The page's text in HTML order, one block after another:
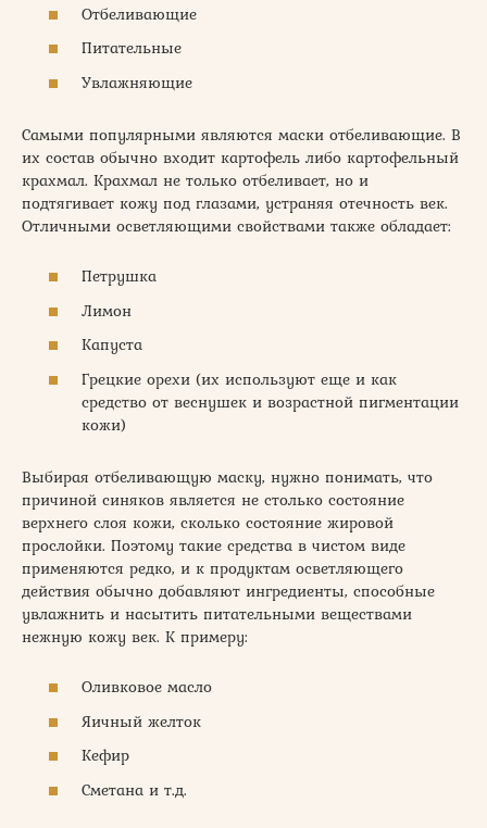
Отбеливающие
Питательные
Увлажняющие
Самыми популярными являются маски отбеливающие. В
их состав обычно входит картофель либо картофельный
крахмал. Крахмал не только отбеливает, но и
подтягивает кожу под глазами, устраняя отечность век.
Отличными осветляющими свойствами также обладает:
Петрушка
Лимон
Капуста
Грецкие орехи (их используют еще и как
средство от веснушек и возрастной пигментации
кожи)
Выбирая отбеливающую маску, нужно понимать, что
причиной синяков является не столько состояние
верхнего слоя кожи, сколько состояние жировой
прослойки. Поэтому такие средства в чистом виде
применяются редко, и к продуктам осветляющего
действия обычно добавляют ингредиенты, способные
увлажнить и насытить питательными веществами
нежную кожу век. К примеру:
Оливковое масло
Яичный желток
Кефир
Сметана и т.д.